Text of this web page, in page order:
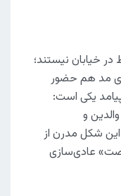
خیابان نیستند؛
مد هم حضور
یکی است:
و
این شکل مدرن از
عادی‌سازی